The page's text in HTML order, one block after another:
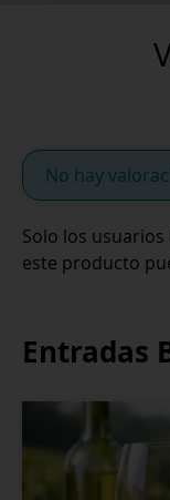
No hay
Solo los
este producto
Entradas